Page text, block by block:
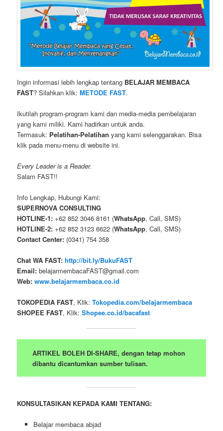
Ingin informasi lebih lengkap tentang BELAJAR MEMBACA
FAST? Silahkan klik:METODE FAST.
Ikutilah program-program kami dan media-media pembelajaran
yang kami miliki. Kami hadirkan untuk anda.
Termasuk: Pelatihan-Pelatihan yang kami selenggarakan. Bisa
klik pada menu-menu di website ini.
Every Leader is a Reader.
Salam FAST!!
Info Lengkap, Hubungi Kami:
SUPERNOVA CONSULTING
HOTLINE-1: +62 852 3046 8161 (WhatsApp, Call, SMS)
HOTLINE-2: +62 852 3123 6622 (WhatsApp, Call, SMS)
Contact Center: (0341) 754 358
Chat WA FAST: http://bit.ly/BukuFAST
Email: belajarmembacaFAST@gmail.com
Web: www.belajarmembaca.co.id
TOKOPEDIA FAST, Klik:Tokopedia.com/belajarmembaca
SHOPEE FAST, Klik:Shopee.co.id/bacafast
ARTIKEL BOLEH DI-SHARE, dengan tetap mohon
dibantu dicantumkan sumber tulisan.
KONSULTASIKAN KEPADA KAMI TENTANG:
Belajar membaca abjad